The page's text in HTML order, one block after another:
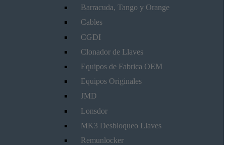
Barracuda, Tango y Orange
Cables
CGDI
Clonador de Llaves
Equipos de Fabrica OEM
Equipos Originales
JMD
Lonsdor
MK3 Desbloqueo Llaves
Remunlocker